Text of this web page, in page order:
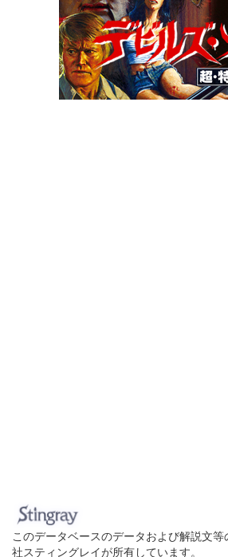
このデータベースのデータおよび解説文
社スティングレイが所有しています。